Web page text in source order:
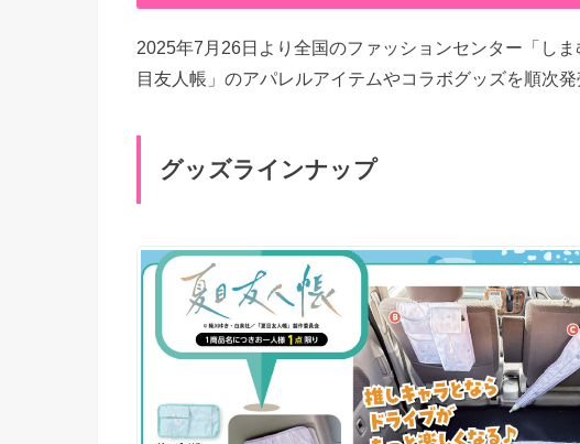
2025年7月26日より全国のファッションセンター「し
目友人帳」のアパレルアイテムやコラボグッズを順次発
グッズラインナップ